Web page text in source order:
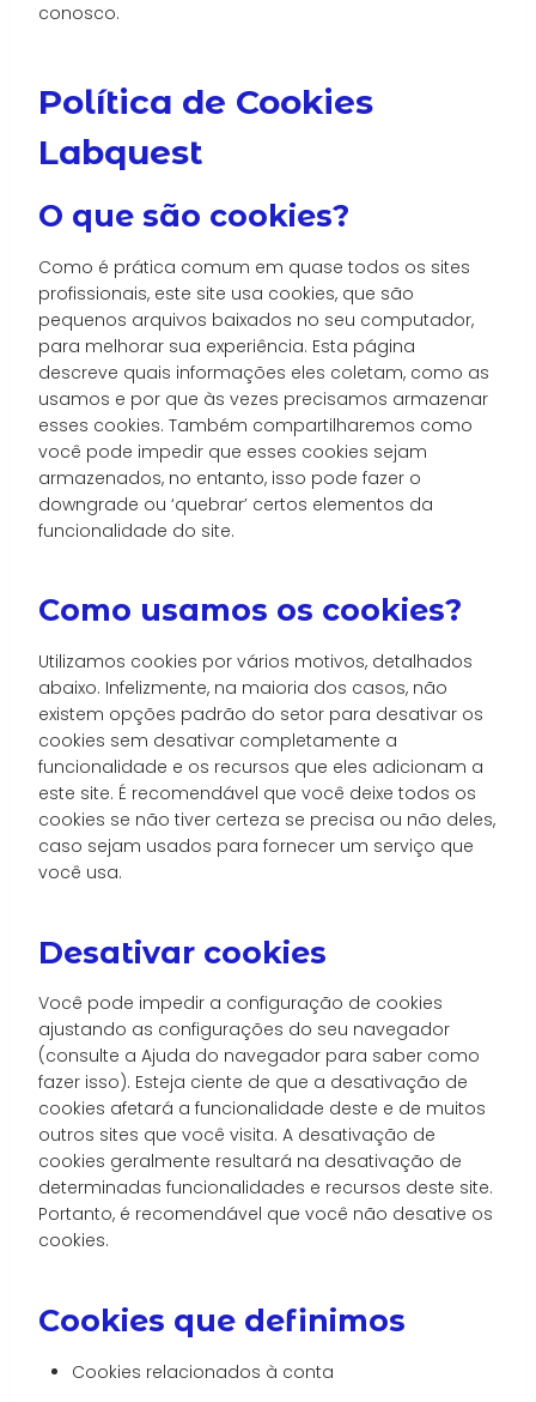
conosco.
Política de Cookies
Labquest
O que são cookies?
Como é prática comum em quase todos os sites
profissionais, este site usa cookies, que são
pequenos arquivos baixados no seu computador,
para melhorar sua experiência. Esta página
descreve quais informações eles coletam, como as
usamos e por que às vezes precisamos armazenar
esses cookies. Também compartilharemos como
você pode impedir que esses cookies sejam
armazenados, no entanto, isso pode fazer o
downgrade ou ‘quebrar’ certos elementos da
funcionalidade do site.
Como usamos os cookies?
Utilizamos cookies por vários motivos, detalhados
abaixo. Infelizmente, na maioria dos casos, não
existem opções padrão do setor para desativar os
cookies sem desativar completamente a
funcionalidade e os recursos que eles adicionam a
este site. É recomendável que você deixe todos os
cookies se não tiver certeza se precisa ou não deles,
caso sejam usados ​​para fornecer um serviço que
você usa.
Desativar cookies
Você pode impedir a configuração de cookies
ajustando as configurações do seu navegador
(consulte a Ajuda do navegador para saber como
fazer isso). Esteja ciente de que a desativação de
cookies afetará a funcionalidade deste e de muitos
outros sites que você visita. A desativação de
cookies geralmente resultará na desativação de
determinadas funcionalidades e recursos deste site.
Portanto, é recomendável que você não desative os
cookies.
Cookies que definimos
Cookies relacionados à conta